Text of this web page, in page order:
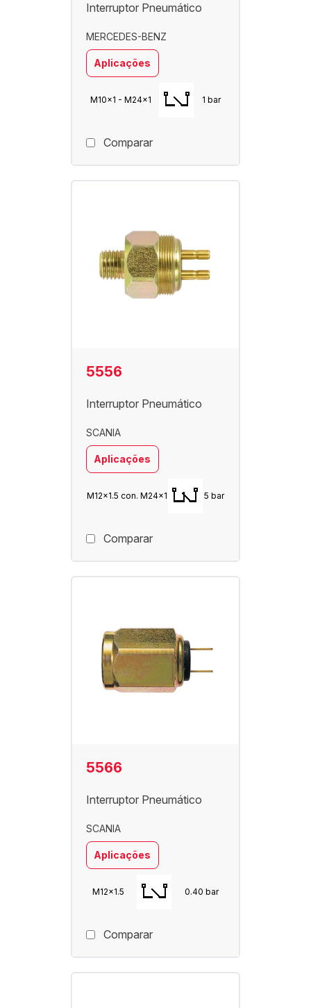
Interruptor Pneumático
MERCEDES-BENZ
Aplicações
M10x1 - M24x1 1 bar
Comparar
5556
Interruptor Pneumático
SCANIA
Aplicações
M12x1.5 con. M24x1 5 bar
Comparar
5566
Interruptor Pneumático
SCANIA
Aplicações
M12x1.5 0.40 bar
Comparar